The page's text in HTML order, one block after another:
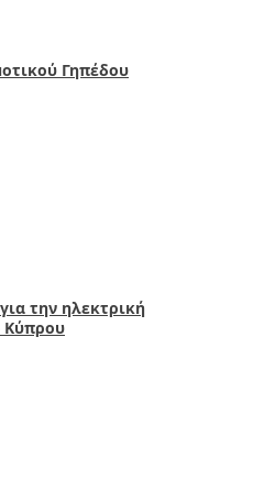
Γηπέδου
την ηλεκτρική
Κύπρου